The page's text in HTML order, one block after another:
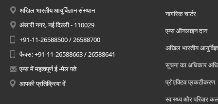
अखिल भारतीय आयुर्विज्ञान संस्थान
अंसारी नगर, नई दिल्ली - 110029
+91-11-26588500 / 26588700
फैक्स: +91-11-26588663 / 26588641
एम्स में महत्वपूर्ण ई -मेल पते
आपकी प्रतिक्रिया दें
नागरिक चार्टर
एम्स ऑनलाइन दान
अखिल भारतीय
सूचना का अधिकार
प्रोएक्टिव प्रकटीकरण
स्वास्थ्य और परिवार